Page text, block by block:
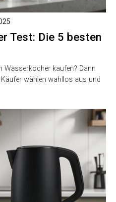
Test: Die 5 besten
Wasserkocher kaufen? Dann
wählen wahllos aus und